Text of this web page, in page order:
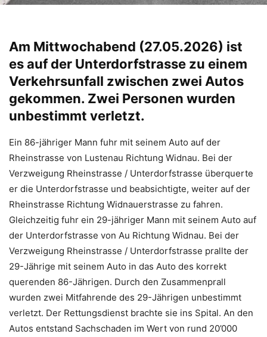
Am Mittwochabend (27.05.2026) ist
es auf der Unterdorfstrasse zu einem
Verkehrsunfall zwischen zwei Autos
gekommen. Zwei Personen wurden
unbestimmt verletzt.
Ein 86-jähriger Mann fuhr mit seinem Auto auf der
Rheinstrasse von Lustenau Richtung Widnau. Bei der
Verzweigung Rheinstrasse / Unterdorfstrasse überquerte
er die Unterdorfstrasse und beabsichtigte, weiter auf der
Rheinstrasse Richtung Widnauerstrasse zu fahren.
Gleichzeitig fuhr ein 29-jähriger Mann mit seinem Auto auf
der Unterdorfstrasse von Au Richtung Widnau. Bei der
Verzweigung Rheinstrasse / Unterdorfstrasse prallte der
29-Jährige mit seinem Auto in das Auto des korrekt
querenden 86-Jährigen. Durch den Zusammenprall
wurden zwei Mitfahrende des 29-Jährigen unbestimmt
verletzt. Der Rettungsdienst brachte sie ins Spital. An den
Autos entstand Sachschaden im Wert von rund 20’000